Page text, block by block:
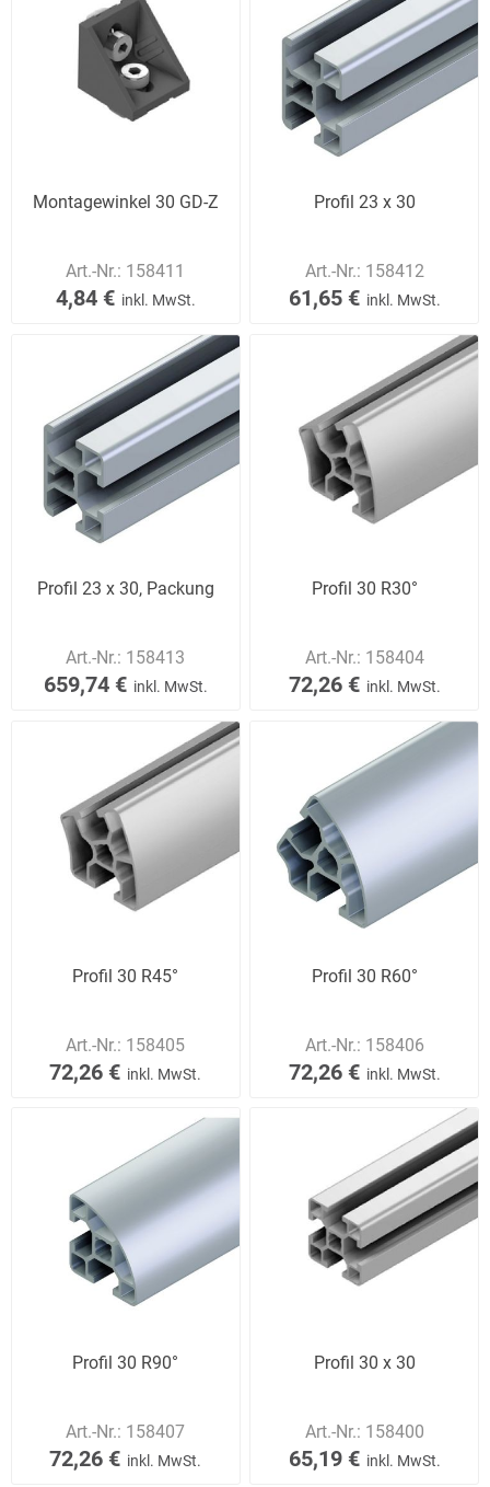
Montagewinkel 30 GD-Z
Art.-Nr.: 158411
4,84 € inkl. MwSt.
Profil 23 x 30
Art.-Nr.: 158412
61,65 € inkl. MwSt.
Profil 23 x 30, Packung
Art.-Nr.: 158413
659,74 € inkl. MwSt.
Profil 30 R30°
Art.-Nr.: 158404
72,26 € inkl. MwSt.
Profil 30 R45°
Art.-Nr.: 158405
72,26 € inkl. MwSt.
Profil 30 R60°
Art.-Nr.: 158406
72,26 € inkl. MwSt.
Profil 30 R90°
Art.-Nr.: 158407
72,26 € inkl. MwSt.
Profil 30 x 30
Art.-Nr.: 158400
65,19 € inkl. MwSt.